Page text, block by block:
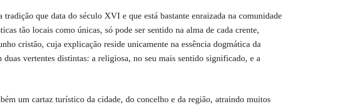
que data do século XVI e que está bastante enraizada na comunidade
tão locais como únicas, só pode ser sentido na alma de cada crente,
cristão, cuja explicação reside unicamente na essência dogmática da
vertentes distintas: a religiosa, no seu mais sentido significado, e a
um cartaz turístico da cidade, do concelho e da região, atraindo muitos